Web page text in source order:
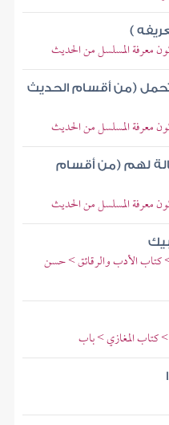
)
‏معرفة المسلسل من الحديث
(من أقسام الحديث
‏معرفة المسلسل من الحديث
لهم‏ (من أقسام
‏معرفة المسلسل من الحديث
> كتاب الأدب والرقائق > حسن
المغازي > باب